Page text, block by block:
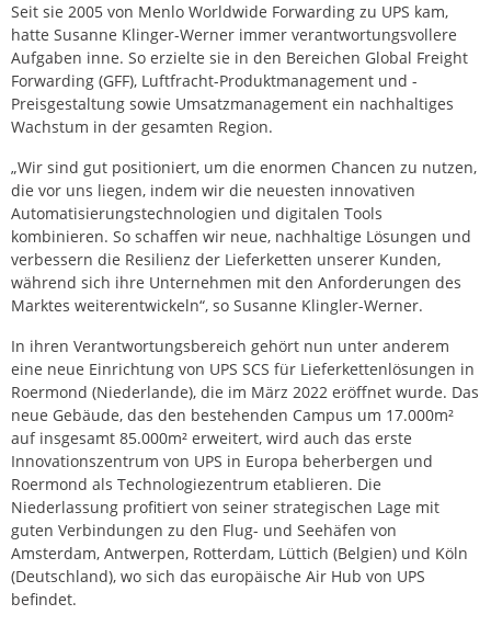
Seit sie 2005 von Menlo Worldwide Forwarding zu UPS kam,
hatte Susanne Klinger-Werner immer verantwortungsvollere
Aufgaben inne. So erzielte sie in den Bereichen Global Freight
Forwarding (GFF), Luftfracht-Produktmanagement und -
Preisgestaltung sowie Umsatzmanagement ein nachhaltiges
Wachstum in der gesamten Region.
„Wir sind gut positioniert, um die enormen Chancen zu nutzen,
die vor uns liegen, indem wir die neuesten innovativen
Automatisierungstechnologien und digitalen Tools
kombinieren. So schaffen wir neue, nachhaltige Lösungen und
verbessern die Resilienz der Lieferketten unserer Kunden,
während sich ihre Unternehmen mit den Anforderungen des
Marktes weiterentwickeln“, so Susanne Klingler-Werner.
In ihren Verantwortungsbereich gehört nun unter anderem
eine neue Einrichtung von UPS SCS für Lieferkettenlösungen in
Roermond (Niederlande), die im März 2022 eröffnet wurde. Das
neue Gebäude, das den bestehenden Campus um 17.000m²
auf insgesamt 85.000m² erweitert, wird auch das erste
Innovationszentrum von UPS in Europa beherbergen und
Roermond als Technologiezentrum etablieren. Die
Niederlassung profitiert von seiner strategischen Lage mit
guten Verbindungen zu den Flug- und Seehäfen von
Amsterdam, Antwerpen, Rotterdam, Lüttich (Belgien) und Köln
(Deutschland), wo sich das europäische Air Hub von UPS
befindet.